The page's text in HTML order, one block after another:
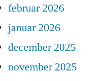
februar 2026
januar 2026
december 2025
november 2025